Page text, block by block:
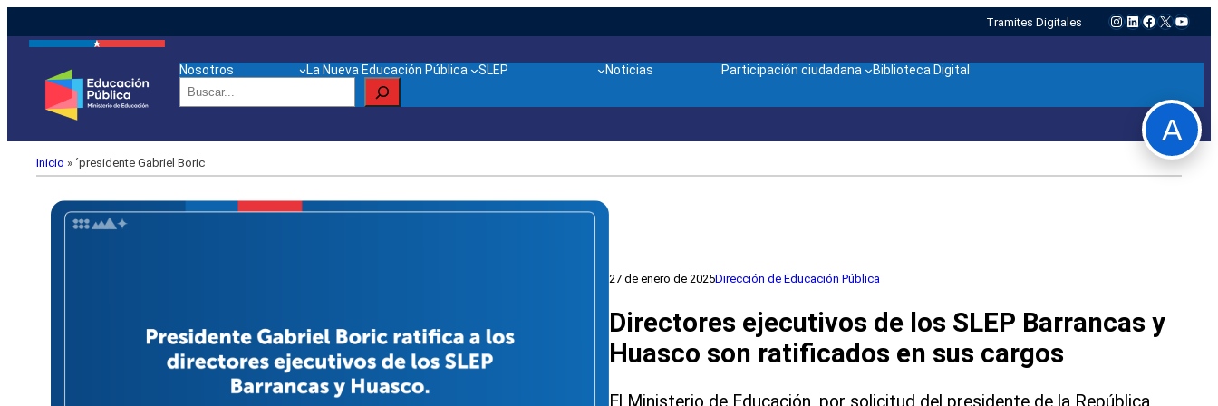
Tramites Digitales Instagram
LinkedIn
Facebook
X
Nosotros La Nueva Educación Pública SLEP Noticias Participación ciudadana
Biblioteca Digital
Buscar
Inicio » ´presidente Gabriel Boric
27 de enero de 2025Dirección de Educación Pública
Directores ejecutivos de los SLEP Barrancas y
Huasco son ratificados en sus cargos
El Ministerio de Educación, por solicitud del presidente de la República,
A